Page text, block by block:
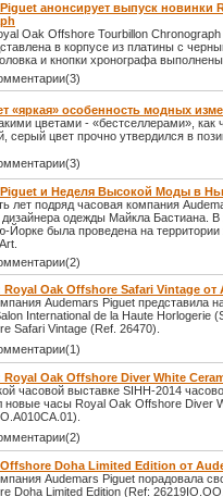
анонсирует выпуск новинки
Oak Offshore Tourbillon
в корпусе из платины с
и кнопки хронографа выполнены
«яркая» особенность модных
цветами - «бестселлерами»,
серый цвет прочно утвердился в
Piguet и Неделя Высокой Моды в
лет подряд часовая компания
дизайнера одежды Майкла Бастиана.
была проведена на территории
Royal Oak Offshore Safari Vintage от
Audemars Piguet представила
International de la Haute Horlogerie
Safari Vintage (Ref. 26470).
Royal Oak Offshore Diver White
часовой выставке SIHH-2014
новые часы Royal Oak Offshore Diver
Doha Limited Edition от
Audemars Piguet порадовала
Doha Limited Edition (Ref: